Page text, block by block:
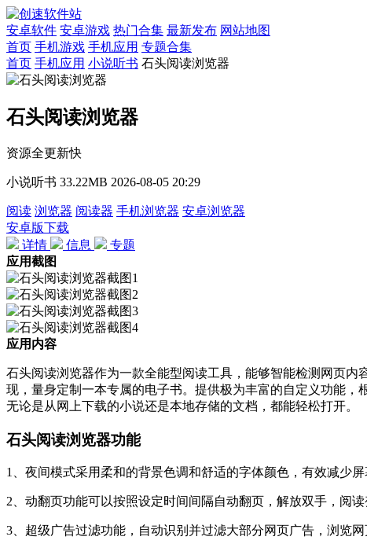
安卓软件 安卓游戏 热门合集 最新发布 网站地图
首页 手机游戏 手机应用 专题合集
首页 手机应用 小说听书 石头阅读浏览器
石头阅读浏览器
资源全更新快
小说听书 33.22MB 2026-08-05 20:29
阅读 浏览器 阅读器 手机浏览器 安卓浏览器
安卓版下载
详情
信息
专题
应用截图
应用内容
石头阅读浏览器作为一款全能型阅读工具，能够智能检测网页
现，量身定制一本专属的电子书。提供极为丰富的自定义功能，
无论是从网上下载的小说还是本地存储的文档，都能轻松打开。
石头阅读浏览器功能
1、夜间模式采用柔和的背景色调和舒适的字体颜色，有效减少屏
2、动翻页功能可以按照设定时间间隔自动翻页，解放双手，阅读
3、超级广告过滤功能，自动识别并过滤大部分网页广告，浏览网